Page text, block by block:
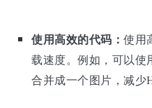
使用高效的代码： 使用
载速度。例如，可以使
合并成一个图片，减少